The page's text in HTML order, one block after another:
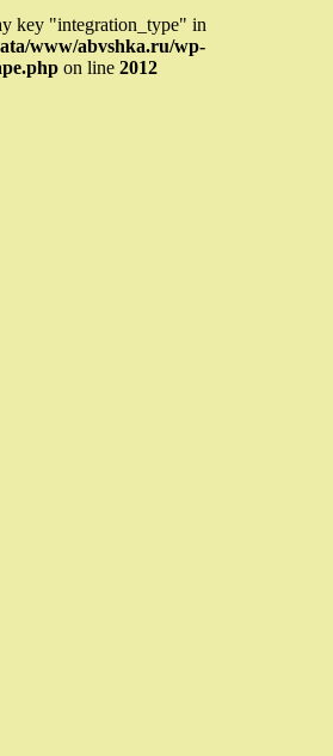
key "integration_type" in
www/abvshka.ru/wp-
on line 2012